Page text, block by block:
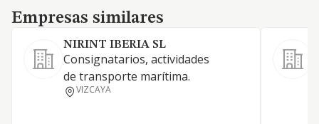
Empresas similares
Empresas similares
NIRINT IBERIA SL
Consignatarios, actividades
de transporte marítima.
VIZCAYA